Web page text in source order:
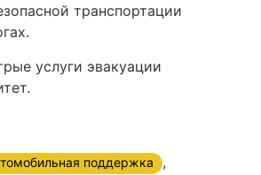
транспортации
услуги эвакуации
поддержка ,